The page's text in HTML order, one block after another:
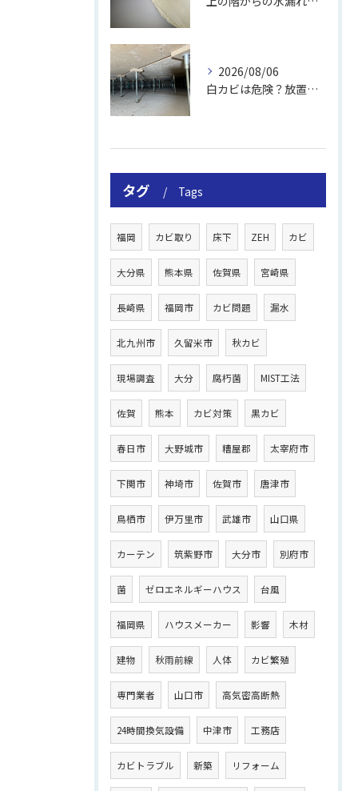
2026/08/06
白カビは危険？放置のリスクと取り方
タグ Tags
福岡 カビ取り 床下 ZEH カビ
大分県 熊本県 佐賀県 宮崎県
長崎県 福岡市 カビ問題 漏水
北九州市 久留米市 秋カビ
現場調査 大分 腐朽菌 MIST工法
佐賀 熊本 カビ対策 黒カビ
春日市 大野城市 糟屋郡 太宰府市
下関市 神埼市 佐賀市 唐津市
鳥栖市 伊万里市 武雄市 山口県
カーテン 筑紫野市 大分市 別府市
菌 ゼロエネルギーハウス 台風
福岡県 ハウスメーカー 影響 木材
建物 秋雨前線 人体 カビ繁殖
専門業者 山口市 高気密高断熱
24時間換気設備 中津市 工務店
カビトラブル 新築 リフォーム